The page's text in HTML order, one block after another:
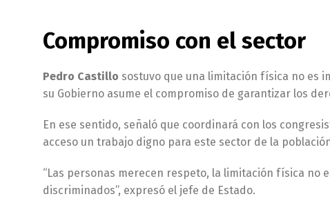
Compromiso con el sector
Pedro Castillo sostuvo que una limitación física no es
su Gobierno asume el compromiso de garantizar los
En ese sentido, señaló que coordinará con los
acceso un trabajo digno para este sector de la
“Las personas merecen respeto, la limitación física
discriminados”, expresó el jefe de Estado.